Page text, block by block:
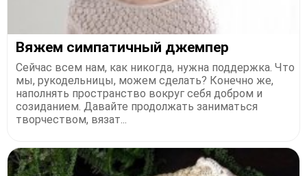
Вяжем симпатичный джемпер
Сейчас всем нам, как никогда, нужна поддержка. Что
мы, рукодельницы, можем сделать? Конечно же,
наполнять пространство вокруг себя добром и
созиданием. Давайте продолжать заниматься
творчеством, вязат...